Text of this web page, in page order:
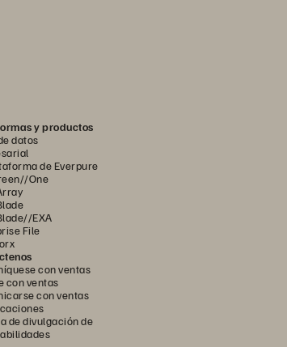
y productos
datos
de Everpure
One
EXA
File
con ventas
con ventas
con ventas
de divulgación de